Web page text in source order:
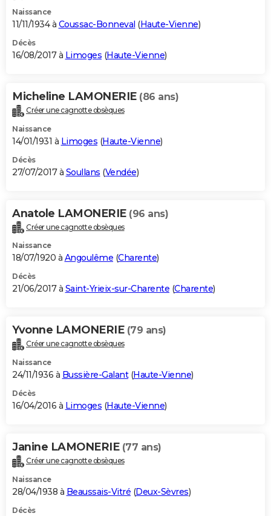
Naissance
11/11/1934 à Coussac-Bonneval (Haute-Vienne)
Décès
16/08/2017 à Limoges (Haute-Vienne)
Micheline LAMONERIE (86 ans)
Créer une cagnotte obsèques
Naissance
14/01/1931 à Limoges (Haute-Vienne)
Décès
27/07/2017 à Soullans (Vendée)
Anatole LAMONERIE (96 ans)
Créer une cagnotte obsèques
Naissance
18/07/1920 à Angoulême (Charente)
Décès
21/06/2017 à Saint-Yrieix-sur-Charente (Charente)
Yvonne LAMONERIE (79 ans)
Créer une cagnotte obsèques
Naissance
24/11/1936 à Bussière-Galant(Haute-Vienne)
Décès
16/04/2016 à Limoges (Haute-Vienne)
Janine LAMONERIE (77 ans)
Créer une cagnotte obsèques
Naissance
28/04/1938 à Beaussais-Vitré (Deux-Sèvres)
Décès